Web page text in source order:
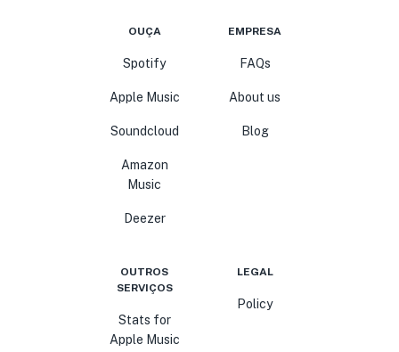
OUÇA
Spotify
Apple Music
Soundcloud
Amazon
Music
Deezer
EMPRESA
FAQs
About us
Blog
OUTROS
SERVIÇOS
Stats for
Apple Music
LEGAL
Policy